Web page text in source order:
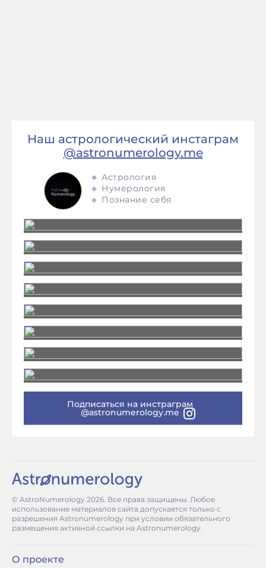
Наш астрологический инстаграм
@astronumerology.me
🔹 Астрология
🔹 Нумерология
🔹 Познание себя
Подписаться на инстраграм
@astronumerology.me
© AstroNumerology 2026. Все права защищены. Любое
использование материалов сайта допускается только с
разрешения Astronumerology при условии обязательного
размещения активной ссылки на Astronumerology.
О проекте